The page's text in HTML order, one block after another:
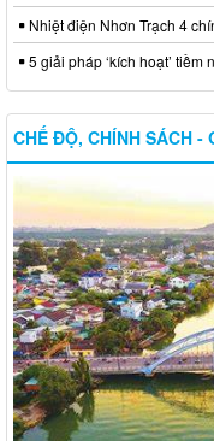
Nhiệt điện Nhơn Trạch 4
5 giải pháp ‘kích hoạt’
CHẾ ĐỘ, CHÍNH SÁCH -